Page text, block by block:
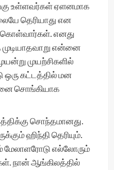
உள்ளவர்கள் ஏளனமாக
தெரியாது என
எனது
என்னை
முயற்சிகளில்
ஒரு கட்டத்தில் மன
சொங்கியாக
சொந்தமானது.
ஹிந்தி தெரியும்.
எல்லோரும்
நான் ஆங்கிலத்தில்